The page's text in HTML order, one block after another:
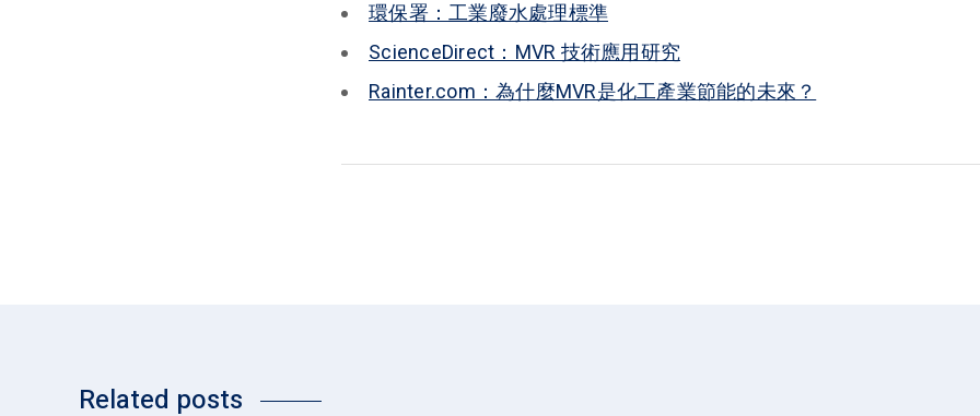
環保署：工業廢水處理標準
ScienceDirect：MVR 技術應用研究
Rainter.com：為什麼MVR是化工產業節能的未來？
Related posts